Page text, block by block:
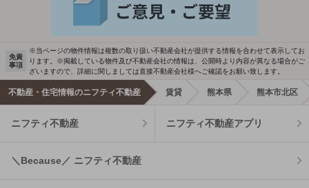
免責
事項
※当ページの物件情報は複数の取り扱い不動産会社が提供する情報を合わせて表示してお
ります。※掲載している物件及び不動産会社の情報は、公開時より内容が異なる場合がご
ざいますので、詳細に関しましては直接不動産会社様へご確認をお願い致します。
不動産・住宅情報のニフティ不動産 賃貸 熊本県 熊本市北区
ニフティ不動産 ニフティ不動産アプリ
＼Because／ ニフティ不動産